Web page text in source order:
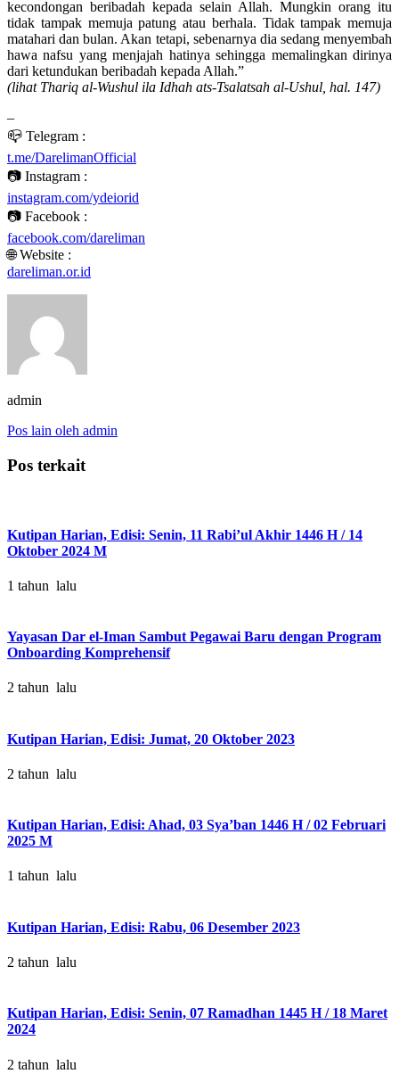
kecondongan beribadah kepada selain Allah. Mungkin orang itu
tidak tampak memuja patung atau berhala. Tidak tampak memuja
matahari dan bulan. Akan tetapi, sebenarnya dia sedang menyembah
hawa nafsu yang menjajah hatinya sehingga memalingkan dirinya
dari ketundukan beribadah kepada Allah.”
(lihat Thariq al-Wushul ila Idhah ats-Tsalatsah al-Ushul, hal. 147)
–
📪 Telegram :
t.me/DarelimanOfficial
📷 Instagram :
instagram.com/ydeiorid
📷 Facebook :
facebook.com/dareliman
🌐 Website :
dareliman.or.id
admin
Pos lain oleh admin
Pos terkait
Kutipan Harian, Edisi: Senin, 11 Rabi’ul Akhir 1446 H / 14
Oktober 2024 M
1 tahun lalu
Yayasan Dar el-Iman Sambut Pegawai Baru dengan Program
Onboarding Komprehensif
2 tahun lalu
Kutipan Harian, Edisi: Jumat, 20 Oktober 2023
2 tahun lalu
Kutipan Harian, Edisi: Ahad, 03 Sya’ban 1446 H / 02 Februari
2025 M
1 tahun lalu
Kutipan Harian, Edisi: Rabu, 06 Desember 2023
2 tahun lalu
Kutipan Harian, Edisi: Senin, 07 Ramadhan 1445 H / 18 Maret
2024
2 tahun lalu